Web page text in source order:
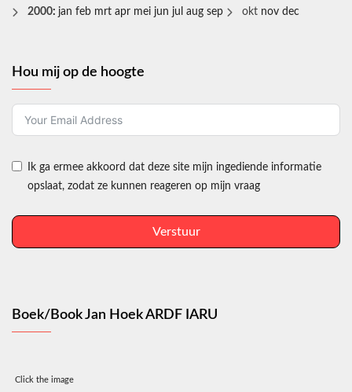
2000: jan feb mrt apr mei jun jul aug sep okt nov dec
Hou mij op de hoogte
Ik ga ermee akkoord dat deze site mijn ingediende informatie
opslaat, zodat ze kunnen reageren op mijn vraag
Verstuur
Boek/Book Jan Hoek ARDF IARU
Click the image